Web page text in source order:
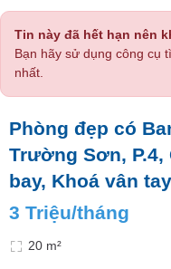
Tin này đã hết hạn nên
Bạn hãy sử dụng công cụ
nhất.
Phòng đẹp có
Trường Sơn, P.4,
bay, Khoá vân
3 Triệu/tháng
20 m²